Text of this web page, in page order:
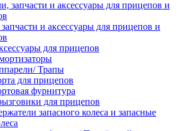
и аксессуары для прицепов и
для прицепов
Трапы
для прицепов
фурнитура
для прицепов
запасного колеса и запасные